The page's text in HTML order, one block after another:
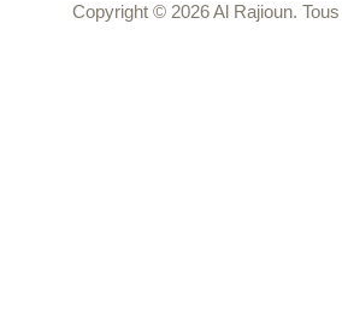
Copyright © 2026 Al Rajioun.